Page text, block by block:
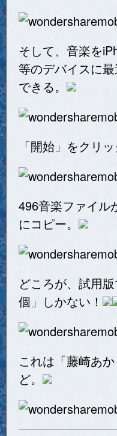
そして、音楽を
等のデバイスに
できる。
「開始」をクリッ
496音楽ファイル
にコピー。
どころが、試用
個」しかない！
これは「藤崎あ
ど。